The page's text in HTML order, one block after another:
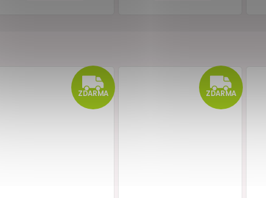
Sprchový gel Baylis &
Harding Dark Amber & Fig
tmavá ambra a fík, 500 ml
Silikonové dildo s
přísavkou Dildolls